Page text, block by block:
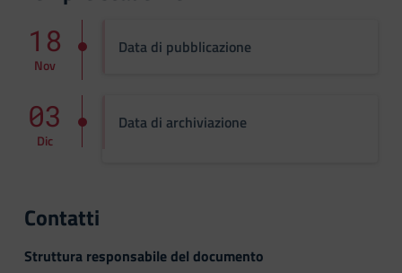
Data di pubblicazione
18
Nov
Data di archiviazione
03
Dic
Contatti
Struttura responsabile del documento